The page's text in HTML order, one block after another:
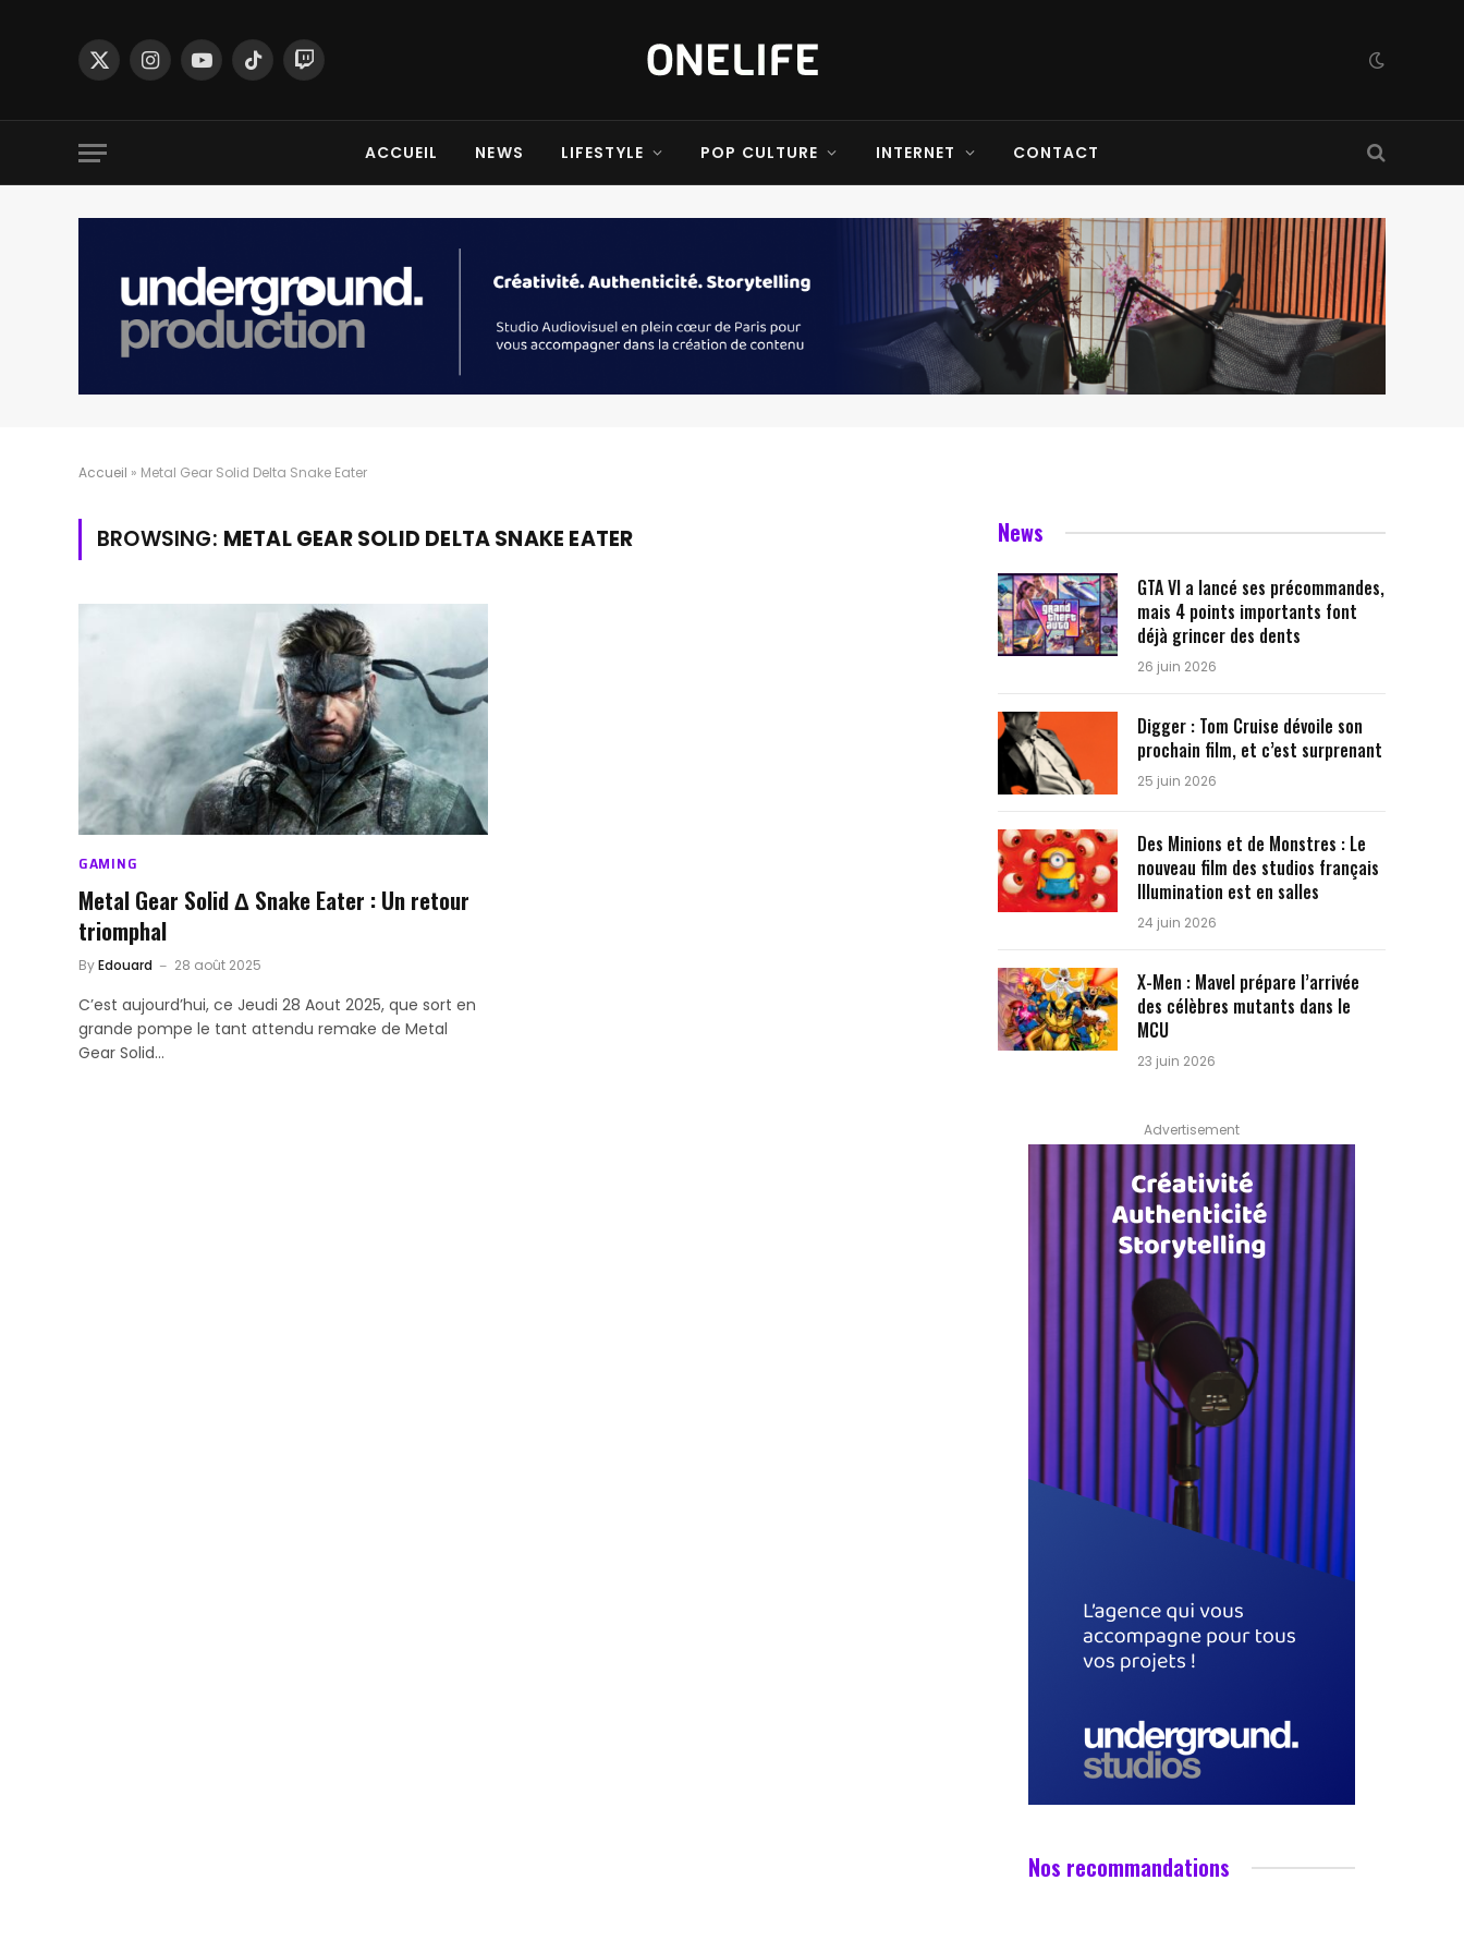
X
InstagramYouTubeTikTokTwitch
ACCUEIL NEWS LIFESTYLE POP CULTURE INTERNET CONTACT
Accueil » Metal Gear Solid Delta Snake Eater
BROWSING: METAL GEAR SOLID DELTA SNAKE EATER
GAMING
Metal Gear Solid Δ Snake Eater : Un retour
triomphal
ByEdouard 28 août 2025
C’est aujourd’hui, ce Jeudi 28 Aout 2025, que sort en
grande pompe le tant attendu remake de Metal
Gear Solid…
News
GTA VI a lancé ses précommandes,
mais 4 points importants font
déjà grincer des dents
26 juin 2026
Digger : Tom Cruise dévoile son
prochain film, et c’est surprenant
25 juin 2026
Des Minions et de Monstres : Le
nouveau film des studios français
Illumination est en salles
24 juin 2026
X-Men : Mavel prépare l’arrivée
des célèbres mutants dans le
MCU
23 juin 2026
Advertisement
Nos recommandations